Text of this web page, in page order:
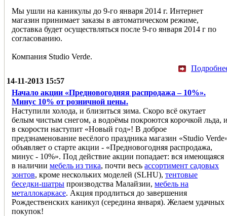
Мы ушли на каникулы до 9-го января 2014 г. Интернет
магазин принимает заказы в автоматическом режиме,
доставка будет осуществляться после 9-го января 2014 г по
согласованию.
Компания Studio Verde.
14-11-2013 15:57
Начало акции «Предновогодняя распродажа – 10%».
Минус 10% от розничной цены.
Наступили холода, и близиться зима. Скоро всё окутает
белым чистым снегом, а водоёмы покроются корочкой льда,
в скорости наступит «Новый год»! В доброе
предзнаменование весёлого праздника магазин «Studio
объявляет о старте акции - «Предновогодняя распродажа,
минус - 10%». Под действие акции попадает: вся имеющаяся
в наличии мебель из тика, почти весь ассортимент садовых
зонтов, кроме нескольких моделей (SLHU), тентовые
беседки-шатры производства Малайзии, мебель на
металлокаркасе. Акция продлиться до завершения
Рождественских каникул (середина января). Желаем удачных
покупок!